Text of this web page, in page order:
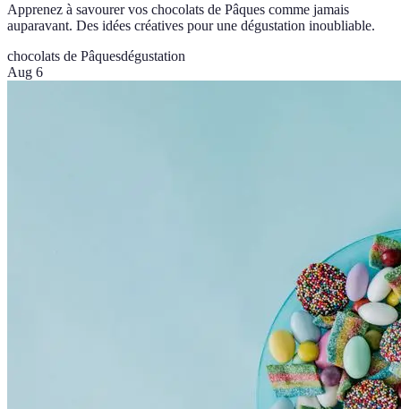
Apprenez à savourer vos chocolats de Pâques comme jamais
auparavant. Des idées créatives pour une dégustation inoubliable.
chocolats de Pâquesdégustation
Aug 6